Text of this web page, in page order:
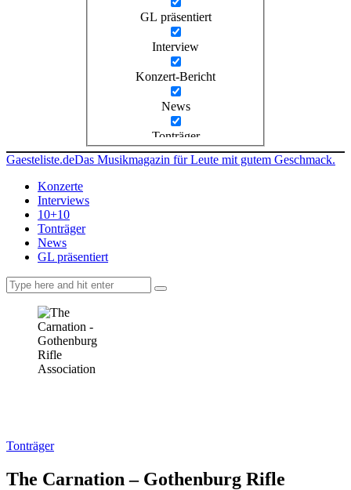
GL präsentiert
Interview
Konzert-Bericht
News
Tonträger
Gaesteliste.deDas Musikmagazin für Leute mit gutem Geschmack.
Konzerte
Interviews
10+10
Tonträger
News
GL präsentiert
Tonträger
The Carnation – Gothenburg Rifle